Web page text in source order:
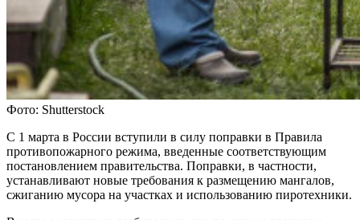
Фото: Shutterstock
С 1 марта в России вступили в силу поправки в Правила
противопожарного режима, введенные соответствующим
постановлением правительства. Поправки, в частности,
устанавливают новые требования к размещению мангалов,
сжиганию мусора на участках и использованию пиротехники.